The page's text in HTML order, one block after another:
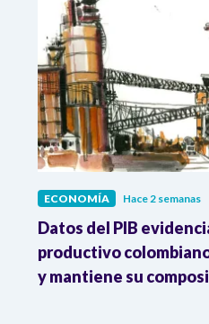
ECONOMÍA Hace 2 semanas
Datos del PIB
productivo
y mantiene su